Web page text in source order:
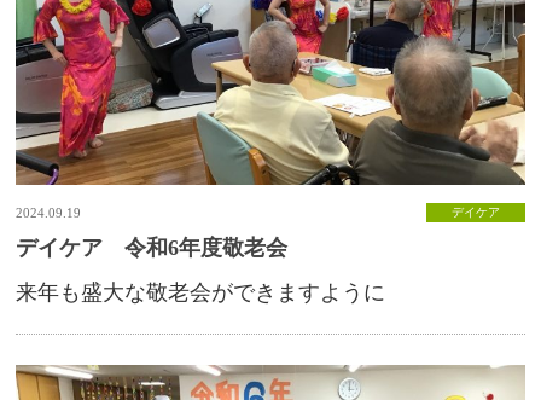
2024.09.19 デイケア
デイケア 令和6年度敬老会
来年も盛大な敬老会ができますように